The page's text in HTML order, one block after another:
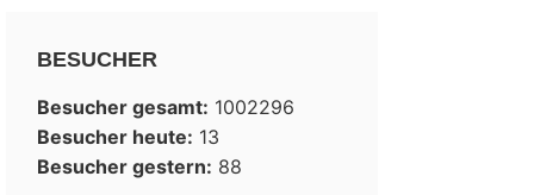
BESUCHER
Besucher gesamt: 1002296
Besucher heute: 13
Besucher gestern: 88